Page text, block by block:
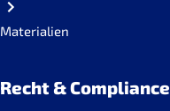
Materialien
Recht & Compliance